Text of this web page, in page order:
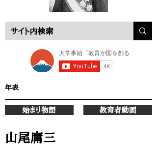
年表
始まり物語 教育者動画
山尾庸三